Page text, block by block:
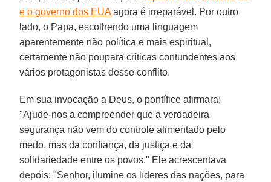
e o governo dos EUAagora é irreparável. Por outro
lado, o Papa, escolhendo uma linguagem
aparentemente não política e mais espiritual,
certamente não poupara críticas contundentes aos
vários protagonistas desse conflito.
Em sua invocação a Deus, o pontífice afirmara:
"Ajude-nos a compreender que a verdadeira
segurança não vem do controle alimentado pelo
medo, mas da confiança, da justiça e da
solidariedade entre os povos." Ele acrescentava
depois: "Senhor, ilumine os líderes das nações, para